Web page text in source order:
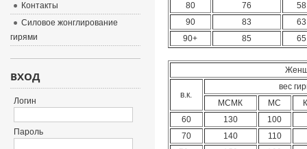
80
76
58
90
83
63
90+
85 65
в.к.
вес
МСМК
МС
60
130
100
70
140
110
Контакты
Силовое жонглирование
гирями
ВХОД
Логин
Пароль